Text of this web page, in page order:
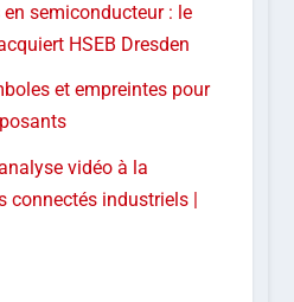
semiconducteur : le
HSEB Dresden
et empreintes pour
vidéo à la
connectés industriels |